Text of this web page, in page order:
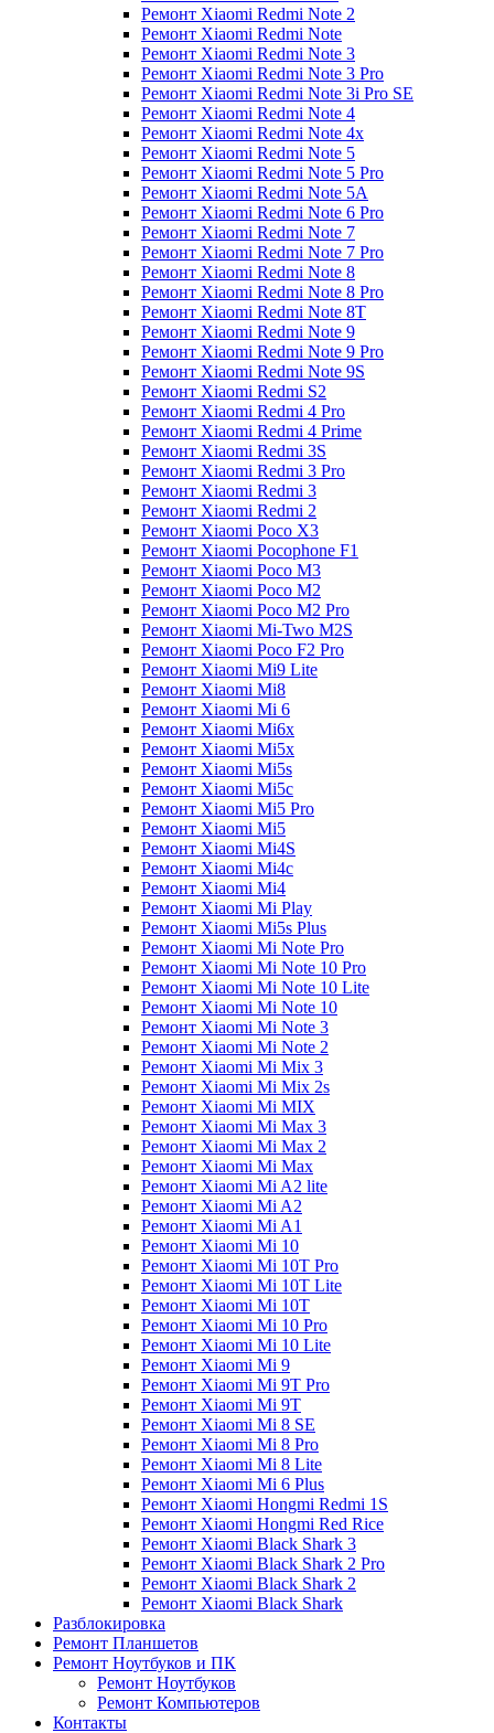
Ремонт Xiaomi Redmi Note 2
Ремонт Xiaomi Redmi Note
Ремонт Xiaomi Redmi Note 3
Ремонт Xiaomi Redmi Note 3 Pro
Ремонт Xiaomi Redmi Note 3i Pro SE
Ремонт Xiaomi Redmi Note 4
Ремонт Xiaomi Redmi Note 4x
Ремонт Xiaomi Redmi Note 5
Ремонт Xiaomi Redmi Note 5 Pro
Ремонт Xiaomi Redmi Note 5A
Ремонт Xiaomi Redmi Note 6 Pro
Ремонт Xiaomi Redmi Note 7
Ремонт Xiaomi Redmi Note 7 Pro
Ремонт Xiaomi Redmi Note 8
Ремонт Xiaomi Redmi Note 8 Pro
Ремонт Xiaomi Redmi Note 8T
Ремонт Xiaomi Redmi Note 9
Ремонт Xiaomi Redmi Note 9 Pro
Ремонт Xiaomi Redmi Note 9S
Ремонт Xiaomi Redmi S2
Ремонт Xiaomi Redmi 4 Pro
Ремонт Xiaomi Redmi 4 Prime
Ремонт Xiaomi Redmi 3S
Ремонт Xiaomi Redmi 3 Pro
Ремонт Xiaomi Redmi 3
Ремонт Xiaomi Redmi 2
Ремонт Xiaomi Poco X3
Ремонт Xiaomi Pocophone F1
Ремонт Xiaomi Poco M3
Ремонт Xiaomi Poco M2
Ремонт Xiaomi Poco M2 Pro
Ремонт Xiaomi Mi-Two M2S
Ремонт Xiaomi Poco F2 Pro
Ремонт Xiaomi Mi9 Lite
Ремонт Xiaomi Mi8
Ремонт Xiaomi Mi 6
Ремонт Xiaomi Mi6x
Ремонт Xiaomi Mi5x
Ремонт Xiaomi Mi5s
Ремонт Xiaomi Mi5c
Ремонт Xiaomi Mi5 Pro
Ремонт Xiaomi Mi5
Ремонт Xiaomi Mi4S
Ремонт Xiaomi Mi4c
Ремонт Xiaomi Mi4
Ремонт Xiaomi Mi Play
Ремонт Xiaomi Mi5s Plus
Ремонт Xiaomi Mi Note Pro
Ремонт Xiaomi Mi Note 10 Pro
Ремонт Xiaomi Mi Note 10 Lite
Ремонт Xiaomi Mi Note 10
Ремонт Xiaomi Mi Note 3
Ремонт Xiaomi Mi Note 2
Ремонт Xiaomi Mi Mix 3
Ремонт Xiaomi Mi Mix 2s
Ремонт Xiaomi Mi MIX
Ремонт Xiaomi Mi Max 3
Ремонт Xiaomi Mi Max 2
Ремонт Xiaomi Mi Max
Ремонт Xiaomi Mi A2 lite
Ремонт Xiaomi Mi A2
Ремонт Xiaomi Mi A1
Ремонт Xiaomi Mi 10
Ремонт Xiaomi Mi 10T Pro
Ремонт Xiaomi Mi 10T Lite
Ремонт Xiaomi Mi 10T
Ремонт Xiaomi Mi 10 Pro
Ремонт Xiaomi Mi 10 Lite
Ремонт Xiaomi Mi 9
Ремонт Xiaomi Mi 9T Pro
Ремонт Xiaomi Mi 9T
Ремонт Xiaomi Mi 8 SE
Ремонт Xiaomi Mi 8 Pro
Ремонт Xiaomi Mi 8 Lite
Ремонт Xiaomi Mi 6 Plus
Ремонт Xiaomi Hongmi Redmi 1S
Ремонт Xiaomi Hongmi Red Rice
Ремонт Xiaomi Black Shark 3
Ремонт Xiaomi Black Shark 2 Pro
Ремонт Xiaomi Black Shark 2
Ремонт Xiaomi Black Shark
Разблокировка
Ремонт Планшетов
Ремонт Ноутбуков и ПК
Ремонт Ноутбуков
Ремонт Компьютеров
Контакты